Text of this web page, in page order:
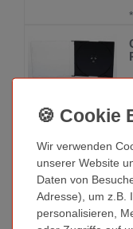
*
Wir verwenden
unserer Website
Daten von
Adresse), um z.B.
personalisieren,